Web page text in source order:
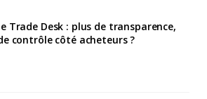
Trade Desk : plus de transparence,
contrôle côté acheteurs ?